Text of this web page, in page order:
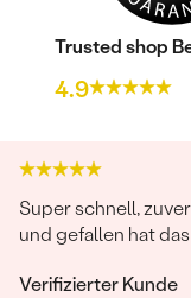
Trusted shop
4.9
Super schnell,
und gefallen hat
Verifizierter Kunde